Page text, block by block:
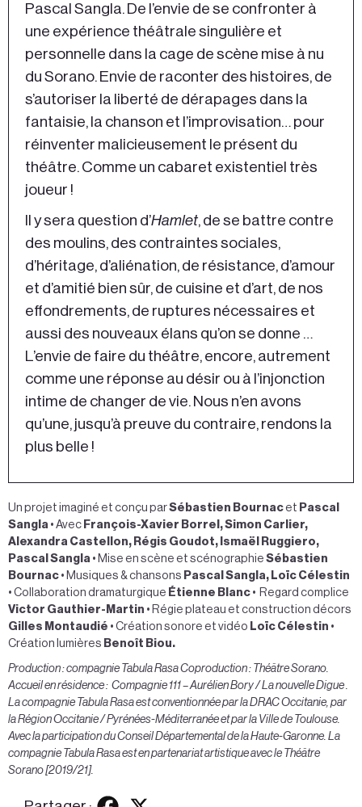
Pascal Sangla. De l’envie de se confronter à
une expérience théâtrale singulière et
personnelle dans la cage de scène mise à nu
du Sorano. Envie de raconter des histoires, de
s’autoriser la liberté de dérapages dans la
fantaisie, la chanson et l’improvisation… pour
réinventer malicieusement le présent du
théâtre. Comme un cabaret existentiel très
joueur !
Il y sera question d’Hamlet, de se battre contre
des moulins, des contraintes sociales,
d’héritage, d’aliénation, de résistance, d’amour
et d’amitié bien sûr, de cuisine et d’art, de nos
effondrements, de ruptures nécessaires et
aussi des nouveaux élans qu’on se donne …
L’envie de faire du théâtre, encore, autrement
comme une réponse au désir ou à l’injonction
intime de changer de vie. Nous n’en avons
qu’une, jusqu’à preuve du contraire, rendons la
plus belle !
Un projet imaginé et conçu parSébastien Bournacet Pascal
Sangla • Avec François-Xavier Borrel, Simon Carlier,
Alexandra Castellon, Régis Goudot, Ismaël Ruggiero,
Pascal Sangla • Mise en scène et scénographie Sébastien
Bournac • Musiques & chansons Pascal Sangla, Loïc Célestin
• Collaboration dramaturgique Étienne Blanc • Regard complice
Victor Gauthier-Martin • Régie plateau et construction décors
Gilles Montaudié • Création sonore et vidéo Loïc Célestin •
Création lumières Benoît Biou.
Production : compagnie Tabula Rasa Coproduction : Théâtre Sorano.
Accueil en résidence : Compagnie 111 – Aurélien Bory / La nouvelle Digue .
La compagnie Tabula Rasa est conventionnée par la DRAC Occitanie, par
la Région Occitanie / Pyrénées-Méditerranée et par la Ville de Toulouse.
Avec la participation du Conseil Départemental de la Haute-Garonne. La
compagnie Tabula Rasa est en partenariat artistique avec le Théâtre
Sorano [2019/21].